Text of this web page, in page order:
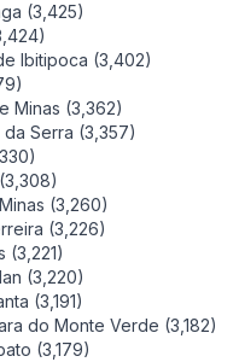
(3,425)
Ibitipoca (3,402)
Minas (3,362)
da Serra (3,357)
(3,260)
(3,226)
(3,221)
(3,220)
(3,191)
do Monte Verde (3,182)
(3,179)